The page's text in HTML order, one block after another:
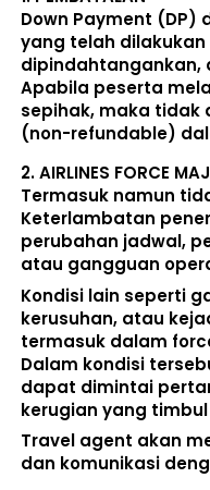
Down Payment (DP)
yang telah dilakukan
dipindahtangankan,
Apabila peserta
sepihak, maka tidak
(non-refundable)
2. AIRLINES FORCE
Termasuk namun
Keterlambatan
perubahan jadwal,
atau gangguan
Kondisi lain seperti
kerusuhan, atau
termasuk dalam
Dalam kondisi
dapat dimintai
kerugian yang timbul
Travel agent akan
dan komunikasi